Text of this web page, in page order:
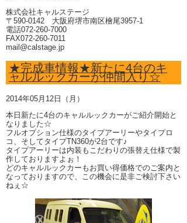
株式会社キャルステージ
〒590-0142 大阪府堺市南区檜尾3957-1
電話072-260-7000
FAX072-260-7011
mail@calstage.jp
★完成車情報★新たに4台のキ
ャルルックカーが仲間入り☆
2014年05月12日（月）
本日新たに4台のキャルルックカーがご紹介開始と
なりました☆
フルオプション仕様のタイプアーリーやタイプロ
コ、そしてタイプTN360が2台です♪
タイプアーリーは内装もこだわりの張替え仕様で製
作しておりますよぉ！
どのキャルルックカーもお買い得価格でのご案内と
なっておりますので、この機会に是非ご検討下さい
ねぇ☆